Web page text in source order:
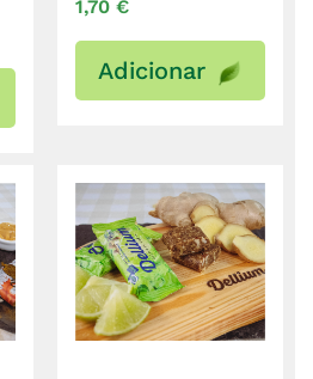
1,70 €
Adicionar